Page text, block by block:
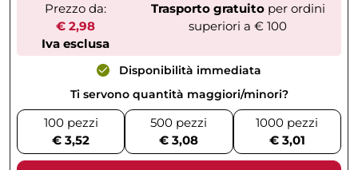
Prezzo da:
€ 2,98
Iva esclusa
Trasporto gratuitoper ordini
superiori a € 100
Disponibilità immediata
Ti servono quantità maggiori/minori?
100 pezzi
€ 3,52
500 pezzi
€ 3,08
1000 pezzi
€ 3,01